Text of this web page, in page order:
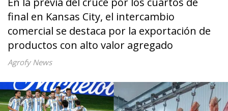
final en Kansas City, el intercambio
comercial se destaca por la exportación de
productos con alto valor agregado
Agrofy News